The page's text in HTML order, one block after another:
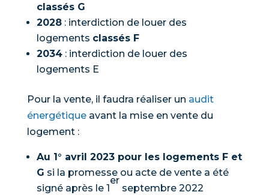
classés G
2028: interdiction de louer des
logements classés F
2034: interdiction de louer des
logements E
Pour la vente, il faudra réaliser un audit
énergétiqueavant la mise en vente du
logement :
Au 1° avril 2023 pour les logements F et
G si la promesse ou acte de vente a été
signé après le 1
er
septembre 2022